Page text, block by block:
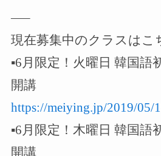
—–
現在募集中のクラスはこ
▪️6月限定！火曜日 韓国語
開講
https://meiying.jp/2019/05/
▪️6月限定！木曜日 韓国語
開講